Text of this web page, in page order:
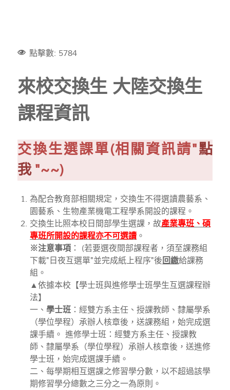
點擊數: 5784
來校交換生 大陸交換生
課程資訊
交換生選課單(相關資訊請"點
我 "~~)
為配合教育部相關規定，交換生不得選讀農藝系、
園藝系、生物產業機電工程學系開設的課程。
交換生比照本校日間部學生選課，故產業專班、碩
專班所開設的課程亦不可選讀 。
※注意事項 ： (若要選夜間部課程者，須至課務組
下載"日夜互選單"並完成紙上程序"後 回繳給課務
組。
▲依據本校【學士班與進修學士班學生互選課程辦
法】
一、 學士班 ：經雙方系主任、授課教師、隸屬學系
（學位學程）承辦人核章後，送課務組，始完成選
課手續。 進修學士班：經雙方系主任、授課教
師、隸屬學系（學位學程）承辦人核章後，送進修
學士班，始完成選課手續。
二、每學期相互選課之修習學分數，以不超過該學
期修習學分總數之三分之一為原則。